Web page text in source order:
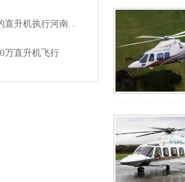
一架价值400万的直升机执行河南商丘林业飞防
万直升机飞行